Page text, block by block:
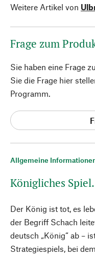
Allgemeine
Königliches
Der König ist tot, es
der Begriff Schach
deutsch „König“ ab –
Strategiespiels, bei
Weitere Artikel von
Frage zum
Sie haben eine Frage
Sie die Frage hier
Programm.